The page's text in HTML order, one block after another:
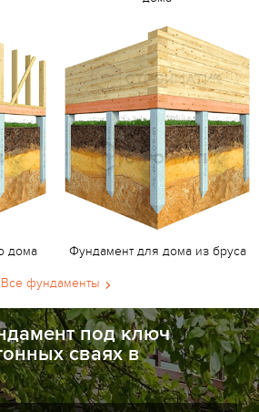
дома Фундамент для дома из бруса
Все фундаменты
под ключ
сваях в